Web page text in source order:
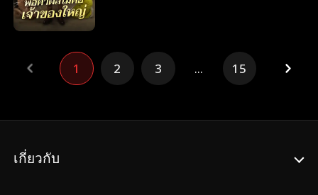
เพลิงรั่วและพื้นที่ลงจอดที่เต็มไปด้วยอันตราย
การลงจอดฉุกเฉินที่มีโอกาสรอดเพียง 1% เชิญ
รับชมเรื่องราวของนักบินมือหนึ่งที่ขอลงสนาม
กดขี่เขา ในจังหวะคับขัน หลินไป๋อีได้เปิดเผยตัว
ตนที่แท้จริง แต่จ้านไห่ที่ไม่รู้จักเขาก็ยังไม่ยอม
หยุด จนกระทั่งจ้านเฟิง พ่อของเขามาถึง...
1 2 3 ... 15
เกี่ยวกับ